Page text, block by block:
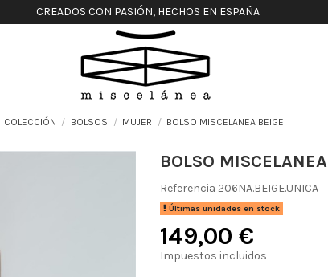
CREADOS CON PASIÓN, HECHOS EN ESPAÑA
COLECCIÓN BOLSOS MUJER BOLSO MISCELANEA BEIGE
BOLSO
Referencia 206NA.BEIGE.UNICA
Últimas unidades en stock
149,00 €
Impuestos incluidos